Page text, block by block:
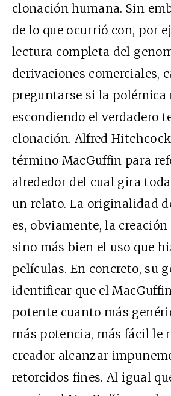
clonación humana. Sin
de lo que ocurrió con, por
lectura completa del
derivaciones comerciales,
preguntarse si la polémica
escondiendo el verdadero
clonación. Alfred
término MacGuffin para
alrededor del cual gira
un relato. La originalidad
es, obviamente, la
sino más bien el uso que
películas. En concreto, su
identificar que el
potente cuanto más
más potencia, más fácil le
creador alcanzar
retorcidos fines. Al igual